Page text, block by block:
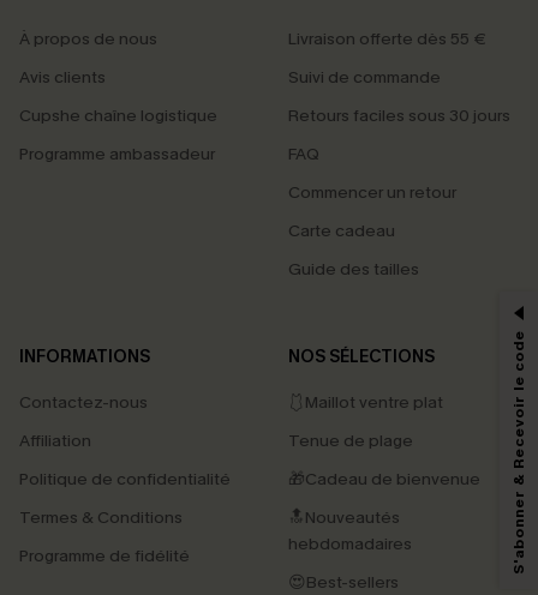
À propos de nous
Avis clients
Cupshe chaîne logistique
Programme ambassadeur
Livraison offerte dès 55 €
Suivi de commande
Retours faciles sous 30 jours
FAQ
Commencer un retour
Carte cadeau
Guide des tailles
INFORMATIONS
Contactez-nous
Affiliation
Politique de confidentialité
Termes & Conditions
Programme de fidélité
NOS SÉLECTIONS
🩱Maillot ventre plat
Tenue de plage
🎁Cadeau de bienvenue
🔝Nouveautés
hebdomadaires
😍Best-sellers
PROFITEZ DE -15%
marketing (y compris du contenu généré par l'IA) de Cupshe et
pouvons utiliser les données collectées sur notre site ainsi que des
savoir si ceux-ci ont été ouverts, de mesurer votre engagement, de
personnaliser nos contenus et nos offres, et de vous recommander des
produits susceptibles de vous intéresser, conformément à notre
Politique de
. Vous pouvez vous désabonner à tout moment.
S'abonner & Recevoir le code